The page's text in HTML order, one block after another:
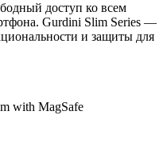
доступ ко всем
Gurdini Slim Series —
и защиты для
with MagSafe